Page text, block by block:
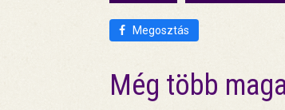
Megosztás
Még több